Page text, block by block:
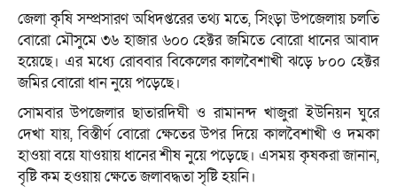
জেলা কৃষি সম্প্রসারণ অধিদপ্তরের তথ্য মতে, সিংড়া উপজেলায় চলতি
বোরো মৌসুমে ৩৬ হাজার ৬০০ হেক্টর জমিতে বোরো ধানের আবাদ
হয়েছে। এর মধ্যে রোববার বিকেলের কালবৈশাখী ঝড়ে ৮০০ হেক্টর
জমির বোরো ধান নুয়ে পড়েছে।
সোমবার উপজেলার ছাতারদিঘী ও রামানন্দ খাজুরা ইউনিয়ন ঘুরে
দেখা যায়, বিস্তীর্ণ বোরো ক্ষেতের উপর দিয়ে কালবৈশাখী ও দমকা
হাওয়া বয়ে যাওয়ায় ধানের শীষ নুয়ে পড়েছে। এসময় কৃষকরা জানান,
বৃষ্টি কম হওয়ায় ক্ষেতে জলাবদ্ধতা সৃষ্টি হয়নি।